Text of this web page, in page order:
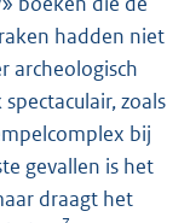
hadden niet
archeologisch
zoals
bij
gevallen is het
draagt het